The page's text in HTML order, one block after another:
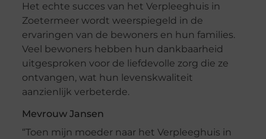
Het echte succes van het Verpleeghuis in
Zoetermeer wordt weerspiegeld in de
ervaringen van de bewoners en hun families.
Veel bewoners hebben hun dankbaarheid
uitgesproken voor de liefdevolle zorg die ze
ontvangen, wat hun levenskwaliteit
aanzienlijk verbeterde.
Mevrouw Jansen
“Toen mijn moeder naar het Verpleeghuis in